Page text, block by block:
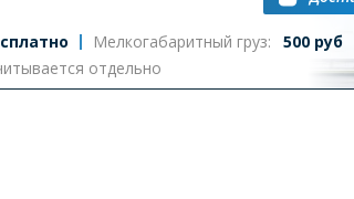
Мелкогабаритный груз:
500 руб
отдельно